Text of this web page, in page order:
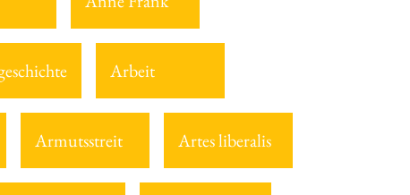
Arbeit
Armutsstreit Artes liberalis